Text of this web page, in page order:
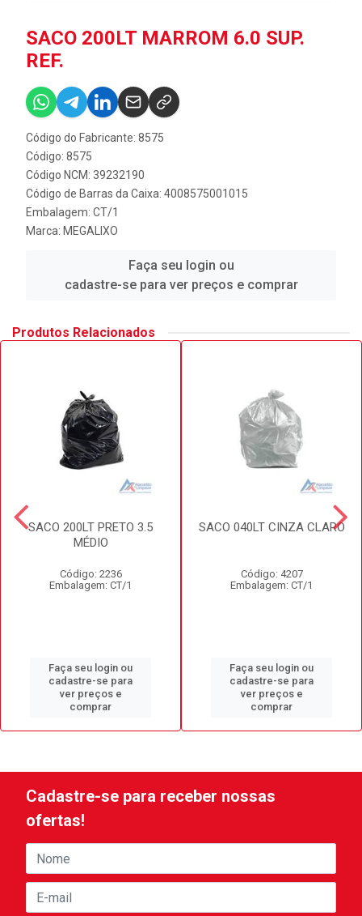
SACO 200LT MARROM 6.0 SUP.
REF.
Código do Fabricante: 8575
Código: 8575
Código NCM: 39232190
Código de Barras da Caixa: 4008575001015
Embalagem: CT/1
Marca: MEGALIXO
Faça seu login ou
cadastre-se para ver preços e comprar
Produtos Relacionados
SACO 200LT PRETO 3.5
MÉDIO
Código: 2236
Embalagem: CT/1
Faça seu login ou
cadastre-se para
ver preços e
comprar
SACO 040LT CINZA CLARO
Código: 4207
Embalagem: CT/1
Faça seu login ou
cadastre-se para
ver preços e
comprar
Cadastre-se para receber nossas
ofertas!